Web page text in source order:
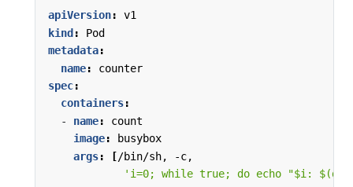
apiVersion:
v1
kind :
Pod
metadata:
name:
counter
spec:
containers:
- name:
count
image:
busybox
args: [/bin/sh, -c,
'i=0; while true; do echo "$i: